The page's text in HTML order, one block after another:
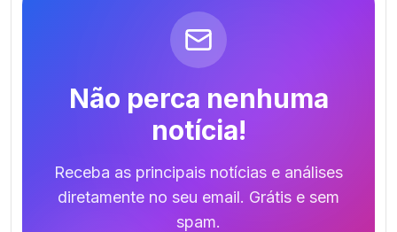
Não perca nenhuma
notícia!
Receba as principais notícias e análises
diretamente no seu email. Grátis e sem
spam.